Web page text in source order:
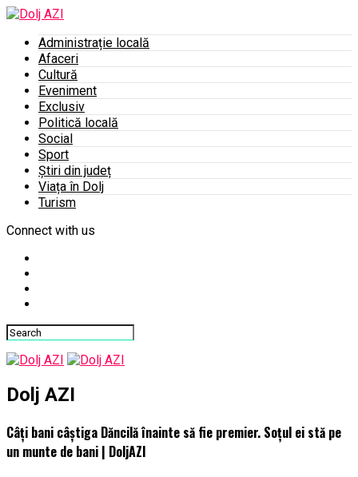
Administrație locală
Afaceri
Cultură
Eveniment
Exclusiv
Politică locală
Social
Sport
Știri din județ
Viața în Dolj
Turism
Connect with us
Dolj AZI
Câți bani câștiga Dăncilă înainte să fie premier. Soțul ei stă pe
un munte de bani | DoljAZI